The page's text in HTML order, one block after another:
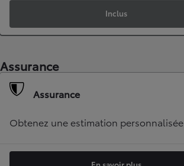
Inclus
Assurance
Assurance
Obtenez une estimation personnalisée